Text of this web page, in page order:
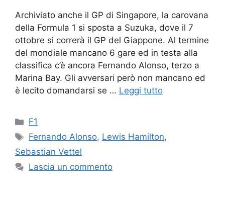
Archiviato anche il GP di Singapore, la carovana
della Formula 1 si sposta a Suzuka, dove il 7
ottobre si correrà il GP del Giappone. Al termine
del mondiale mancano 6 gare ed in testa alla
classifica c’è ancora Fernando Alonso, terzo a
Marina Bay. Gli avversari però non mancano ed
è lecito domandarsi se … Leggi tutto
Categorie
F1
Tag
Fernando Alonso, Lewis Hamilton,
Sebastian Vettel
Lascia un commento